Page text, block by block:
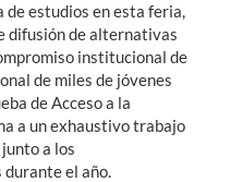
estudios en esta feria,
difusión de alternativas
institucional de
de miles de jóvenes
de Acceso a la
a un exhaustivo trabajo
a los
el año.